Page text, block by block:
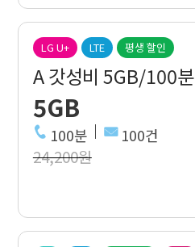
LG U+ LTE 평생 할인
A 갓성비 5GB/100분
5GB
100분 100건
24,200원